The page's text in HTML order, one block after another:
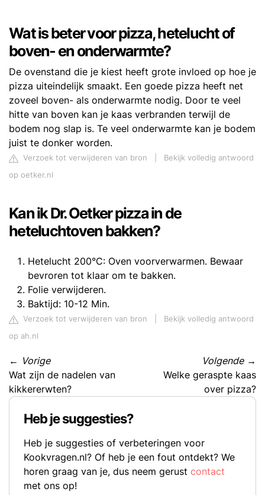
Wat is beter voor pizza, hetelucht of
boven- en onderwarmte?
De ovenstand die je kiest heeft grote invloed op hoe je
pizza uiteindelijk smaakt. Een goede pizza heeft net
zoveel boven- als onderwarmte nodig. Door te veel
hitte van boven kan je kaas verbranden terwijl de
bodem nog slap is. Te veel onderwarmte kan je bodem
juist te donker worden.
Verzoek tot verwijderen van bron
Bekijk volledig antwoord
op oetker.nl
Kan ik Dr. Oetker pizza in de
heteluchtoven bakken?
Hetelucht 200°C: Oven voorverwarmen. Bewaar
bevroren tot klaar om te bakken.
Folie verwijderen.
Baktijd: 10-12 Min.
Verzoek tot verwijderen van bron
Bekijk volledig antwoord
op ah.nl
← Vorige
Wat zijn de nadelen van
kikkererwten?
Volgende→
Welke geraspte kaas
over pizza?
Heb je suggesties?
Heb je suggesties of verbeteringen voor
Kookvragen.nl? Of heb je een fout ontdekt? We
horen graag van je, dus neem gerust contact
met ons op!